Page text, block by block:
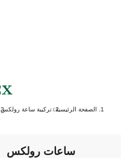
الصفحة الرئيسية / تركيبة ساعة رولكس
ساعات رولكس